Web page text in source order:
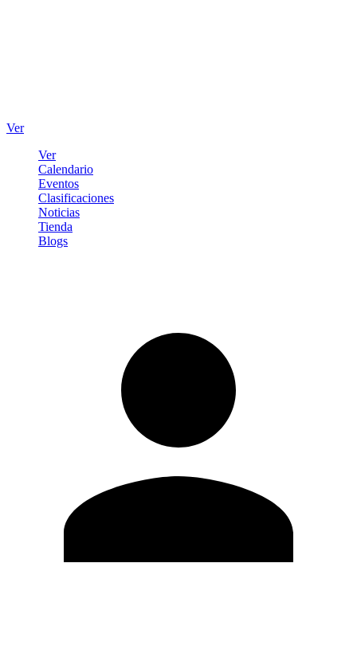
Ver
Ver
Calendario
Eventos
Clasificaciones
Noticias
Tienda
Blogs